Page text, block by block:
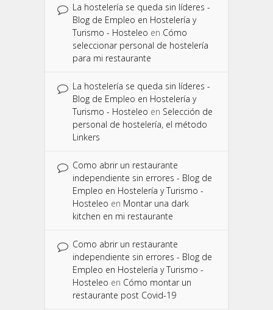
La hostelería se queda sin líderes -
Blog de Empleo en Hostelería y
Turismo - Hosteleo en Cómo
seleccionar personal de hostelería
para mi restaurante
La hostelería se queda sin líderes -
Blog de Empleo en Hostelería y
Turismo - Hosteleo en Selección de
personal de hostelería, el método
Linkers
Como abrir un restaurante
independiente sin errores - Blog de
Empleo en Hostelería y Turismo -
Hosteleo en Montar una dark
kitchen en mi restaurante
Como abrir un restaurante
independiente sin errores - Blog de
Empleo en Hostelería y Turismo -
Hosteleo en Cómo montar un
restaurante post Covid-19